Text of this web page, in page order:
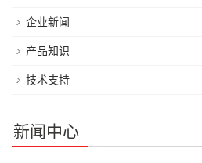
企业新闻
产品知识
技术支持
新闻中心